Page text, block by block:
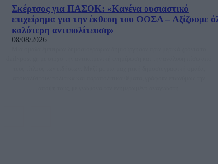
Σκέρτσος για ΠΑΣΟΚ: «Κανένα ουσιαστικό
επιχείρημα για την έκθεση του ΟΟΣΑ – Αξίζουμε
καλύτερη αντιπολίτευση»
08/08/2026